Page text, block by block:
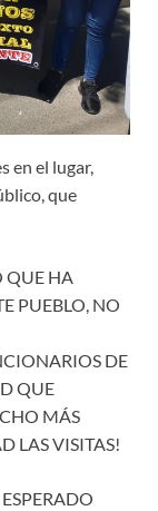
en el lugar,
que
QUE HA
PUEBLO, NO
DE
QUE
MÁS
LAS VISITAS!